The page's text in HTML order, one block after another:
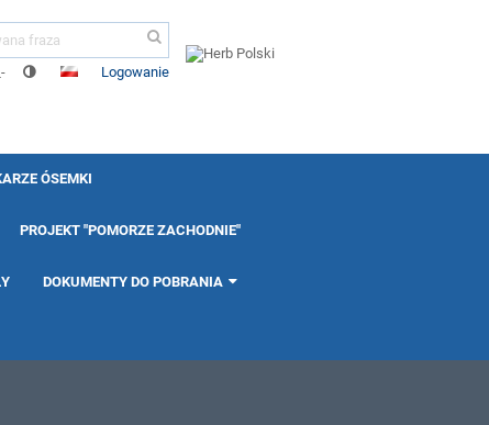
- Logowanie
ÓSEMKI
PROJEKT "POMORZE ZACHODNIE"
DOKUMENTY DO POBRANIA